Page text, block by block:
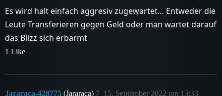
Es wird halt einfach aggresiv zugewartet… Entweder die
Leute Transferieren gegen Geld oder man wartet darauf
das Blizz sich erbarmt
1 Like
Jararaca-428775 (Jararaca) 15. September 2022 um 13:33
7